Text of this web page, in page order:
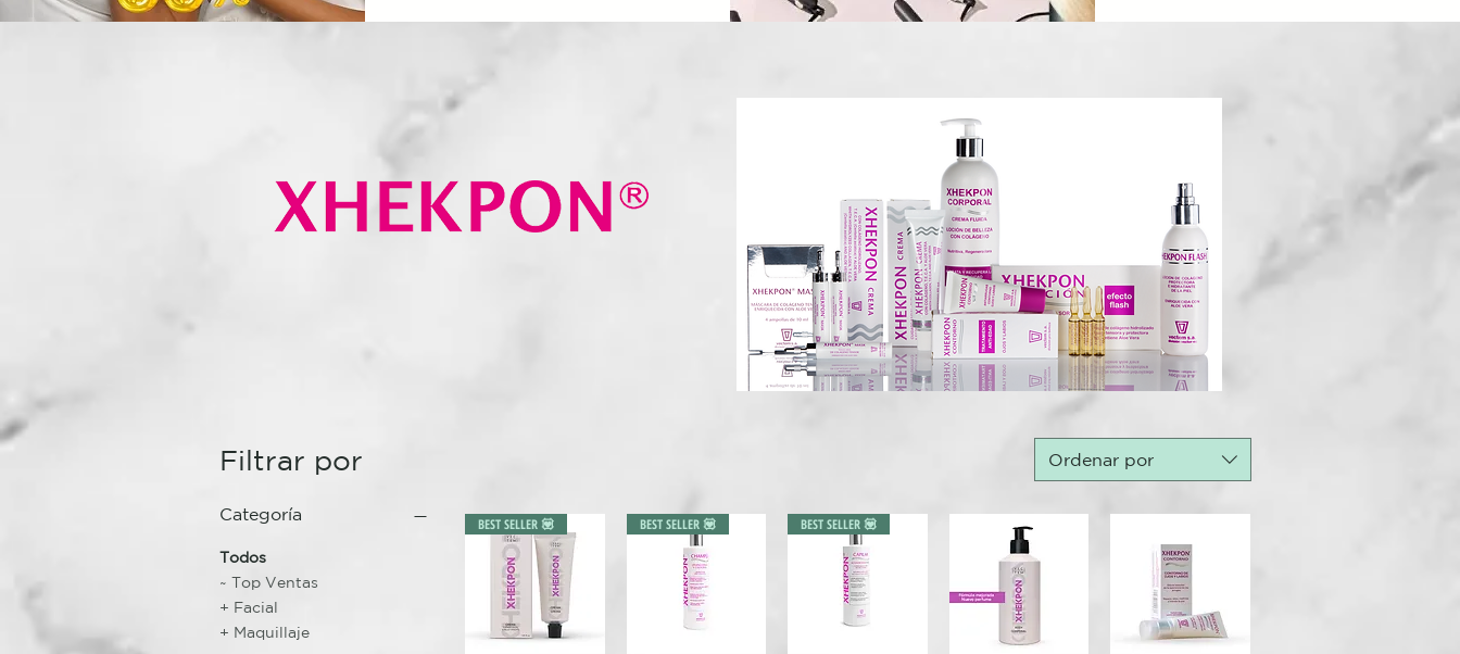
Filtrar por
Categoría
Todos
~ Top Ventas
+ Facial
+ Maquillaje
Ordenar por
BEST SELLER 💟 BEST SELLER 💟 BEST SELLER 💟